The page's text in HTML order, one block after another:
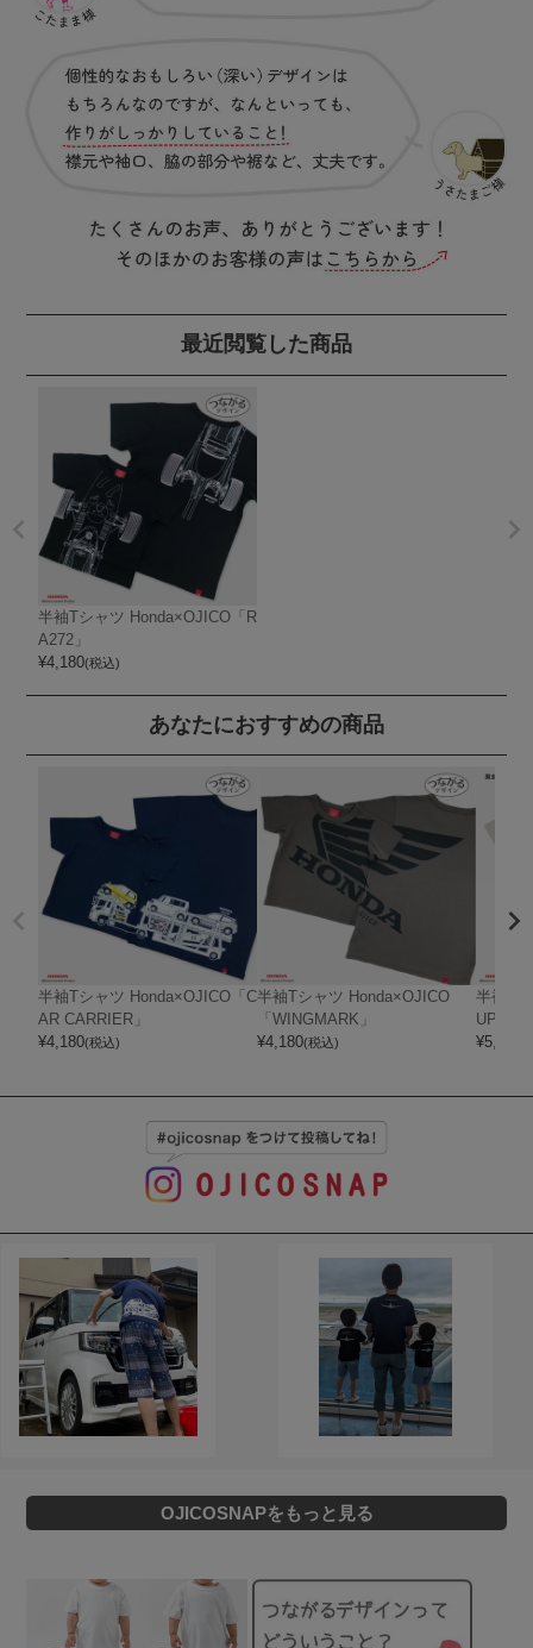
最近閲覧した商品
半袖Tシャツ Honda×OJICO「R
A272」
¥4,180(税込)
あなたにおすすめの商品
半袖Tシャツ Honda×OJICO「C
AR CARRIER」
¥4,180(税込)
半袖Tシャツ Honda×OJICO
「WINGMARK」
¥4,180(税込)
半袖T
UPER
¥5,720
OJICOSNAPをもっと見る